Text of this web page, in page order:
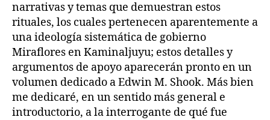
narrativas y temas que demuestran estos
rituales, los cuales pertenecen aparentemente a
una ideología sistemática de gobierno
Miraflores en Kaminaljuyu; estos detalles y
argumentos de apoyo aparecerán pronto en un
volumen dedicado a Edwin M. Shook. Más bien
me dedicaré, en un sentido más general e
introductorio, a la interrogante de qué fue